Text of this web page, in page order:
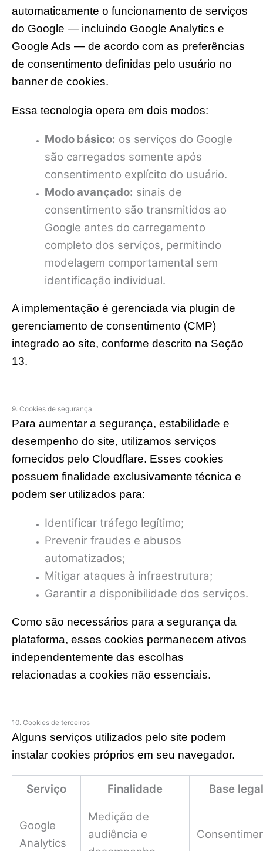
automaticamente o funcionamento de serviços
do Google — incluindo Google Analytics e
Google Ads — de acordo com as preferências
de consentimento definidas pelo usuário no
banner de cookies.
Essa tecnologia opera em dois modos:
Modo básico: os serviços do Google
são carregados somente após
consentimento explícito do usuário.
Modo avançado: sinais de
consentimento são transmitidos ao
Google antes do carregamento
completo dos serviços, permitindo
modelagem comportamental sem
identificação individual.
A implementação é gerenciada via plugin de
gerenciamento de consentimento (CMP)
integrado ao site, conforme descrito na Seção
13.
9. Cookies de segurança
Para aumentar a segurança, estabilidade e
desempenho do site, utilizamos serviços
fornecidos pelo Cloudflare. Esses cookies
possuem finalidade exclusivamente técnica e
podem ser utilizados para:
Identificar tráfego legítimo;
Prevenir fraudes e abusos
automatizados;
Mitigar ataques à infraestrutura;
Garantir a disponibilidade dos serviços.
Como são necessários para a segurança da
plataforma, esses cookies permanecem ativos
independentemente das escolhas
relacionadas a cookies não essenciais.
10. Cookies de terceiros
Alguns serviços utilizados pelo site podem
instalar cookies próprios em seu navegador.
Serviço Finalidade Base legal
Google
Analytics
Medição de
audiência e